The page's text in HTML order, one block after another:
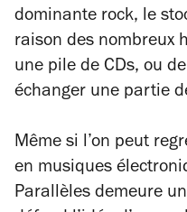
dominante rock, le
raison des nombreux
une pile de CDs, ou
échanger une partie
Même si l’on peut
en musiques
Parallèles demeure